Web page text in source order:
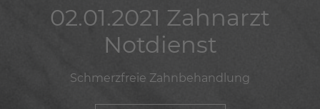
02.01.2021 Zahnarzt
Notdienst
Schmerzfreie Zahnbehandlung
02.01.2021 Zahnarzt
Notdienst
Schmerzfreie Zahnbehandlung
02.01.2021 Zahnarzt
Notdienst
Schmerzfreie Zahnbehandlung